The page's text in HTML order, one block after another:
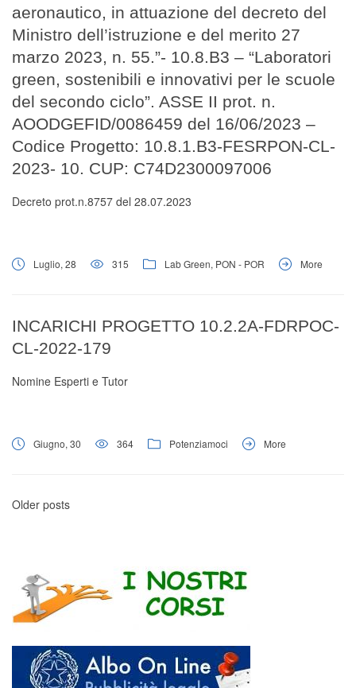
aeronautico, in attuazione del decreto del
Ministro dell’istruzione e del merito 27
marzo 2023, n. 55.”- 10.8.B3 – “Laboratori
green, sostenibili e innovativi per le scuole
del secondo ciclo”. ASSE II prot. n.
AOODGEFID/0086459 del 16/06/2023 –
Codice Progetto: 10.8.1.B3-FESRPON-CL-
2023- 10. CUP: C74D2300097006
Decreto prot.n.8757 del 28.07.2023
Luglio, 28 315 Lab Green, PON - POR More
INCARICHI PROGETTO 10.2.2A-FDRPOC-
CL-2022-179
Nomine Esperti e Tutor
Giugno, 30 364 Potenziamoci More
Older posts